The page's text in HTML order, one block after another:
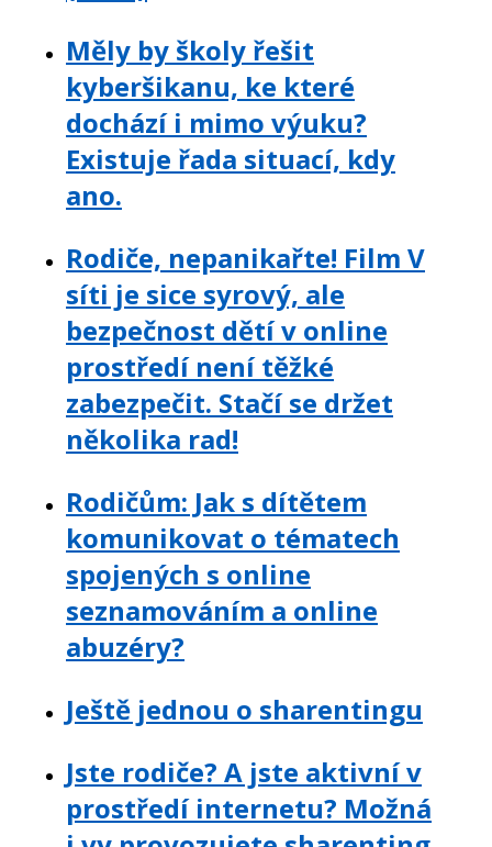
Měly by školy řešit
kyberšikanu, ke které
dochází i mimo výuku?
Existuje řada situací, kdy
ano.
Rodiče, nepanikařte! Film V
síti je sice syrový, ale
bezpečnost dětí v online
prostředí není těžké
zabezpečit. Stačí se držet
několika rad!
Rodičům: Jak s dítětem
komunikovat o tématech
spojených s online
seznamováním a online
abuzéry?
Ještě jednou o sharentingu
Jste rodiče? A jste aktivní v
prostředí internetu? Možná